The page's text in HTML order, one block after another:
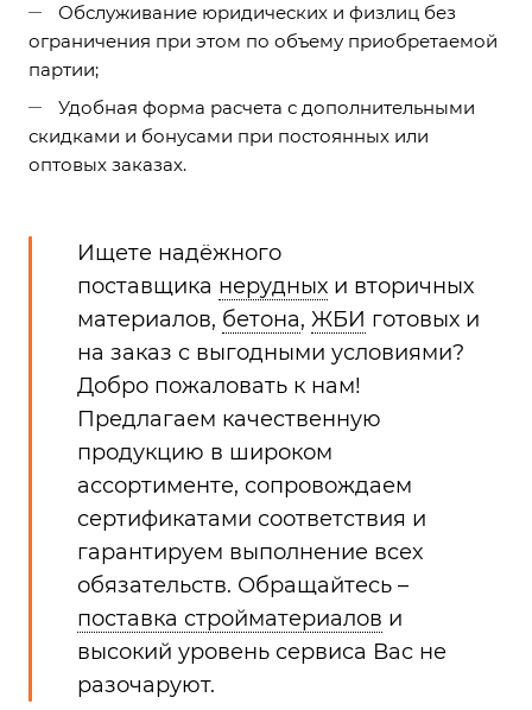
Обслуживание юридических и физлиц без
ограничения при этом по объему приобретаемой
партии;
Удобная форма расчета с дополнительными
скидками и бонусами при постоянных или
оптовых заказах.
Ищете надёжного
поставщика нерудных и вторичных
материалов, бетона, ЖБИ готовых и
на заказ с выгодными условиями?
Добро пожаловать к нам!
Предлагаем качественную
продукцию в широком
ассортименте, сопровождаем
сертификатами соответствия и
гарантируем выполнение всех
обязательств. Обращайтесь –
поставка стройматериалов и
высокий уровень сервиса Вас не
разочаруют.